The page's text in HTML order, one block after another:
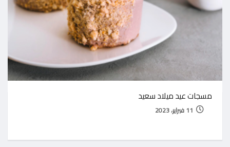
مسجات عيد ميلاد سعيد
11 فبراير، 2023